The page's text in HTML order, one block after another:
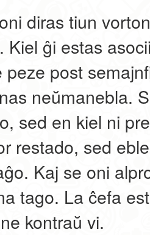
diras tiun
Kiel ĝi estas
post
neŭmanebla.
sed en kiel ni
restado, sed
Kaj se oni
tago. La ĉefa
kontraŭ vi.